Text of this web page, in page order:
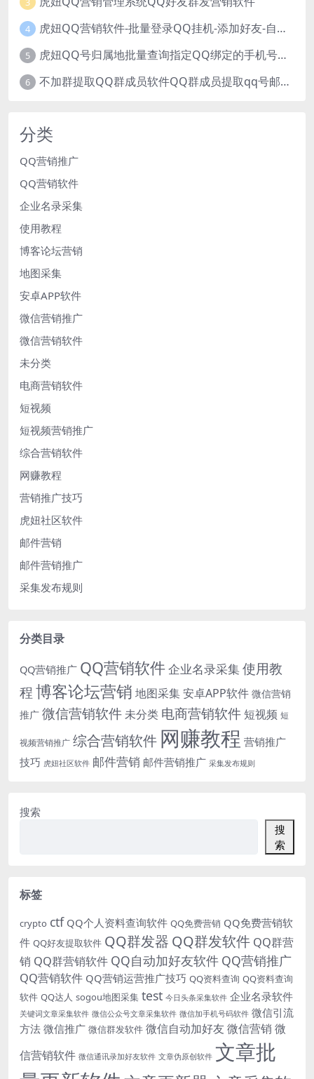
4 虎妞QQ营销软件-批量登录QQ挂机-添加好友-自动加群-群发消息-临时会话
5 虎妞QQ号归属地批量查询指定QQ绑定的手机号软件
6 不加群提取QQ群成员软件QQ群成员提取qq号邮箱软件
分类
QQ营销推广
QQ营销软件
企业名录采集
使用教程
博客论坛营销
地图采集
安卓APP软件
微信营销推广
微信营销软件
未分类
电商营销软件
短视频
短视频营销推广
综合营销软件
网赚教程
营销推广技巧
虎妞社区软件
邮件营销
邮件营销推广
采集发布规则
分类目录
QQ营销推广 QQ营销软件企业名录采集使用教
程博客论坛营销 地图采集安卓APP软件 微信营销
推广 微信营销软件未分类 电商营销软件短视频 短
视频营销推广 综合营销软件 网赚教程 营销推广
技巧 虎妞社区软件 邮件营销 邮件营销推广 采集发布规则
搜索
搜
索
标签
crypto ctf QQ个人资料查询软件 QQ免费营销 QQ免费营销软
件 QQ好友提取软件 QQ群发器 QQ群发软件 QQ群营
销 QQ群营销软件 QQ自动加好友软件 QQ营销推广
QQ营销软件 QQ营销运营推广技巧 QQ资料查询 QQ资料查询
软件 QQ达人 sogou地图采集 test 今日头条采集软件 企业名录软件
关键词文章采集软件 微信公众号文章采集软件 微信加手机号码软件 微信引流
方法 微信推广 微信群发软件 微信自动加好友 微信营销 微
信营销软件 微信通讯录加好友软件 文章伪原创软件 文章批